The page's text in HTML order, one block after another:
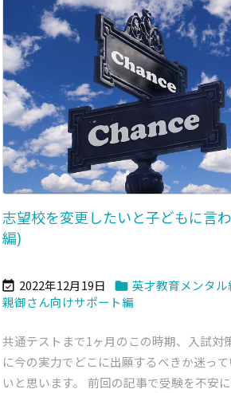
志望校を変更したいと子どもに言
編)
 2022年12月19日  英才教育メンタル
親御さん向けサポート編
共通テストまで1ヶ月のこの時期、入試対
に今の実力でどこに出願するべきか迷っ
いと思います。 前回の記事で受験を不安